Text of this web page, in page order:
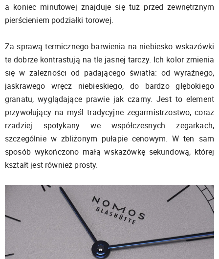
a koniec minutowej znajduje się tuż przed zewnętrznym
pierścieniem podziałki torowej.
Za sprawą termicznego barwienia na niebiesko wskazówki
te dobrze kontrastują na tle jasnej tarczy. Ich kolor zmienia
się w zależności od padającego światła: od wyraźnego,
jaskrawego wręcz niebieskiego, do bardzo głębokiego
granatu, wyglądające prawie jak czarny. Jest to element
przywołujący na myśl tradycyjne zegarmistrzostwo, coraz
rzadziej spotykany we współczesnych zegarkach,
szczególnie w zbliżonym pułapie cenowym. W ten sam
sposób wykończono małą wskazówkę sekundową, której
kształt jest również prosty.